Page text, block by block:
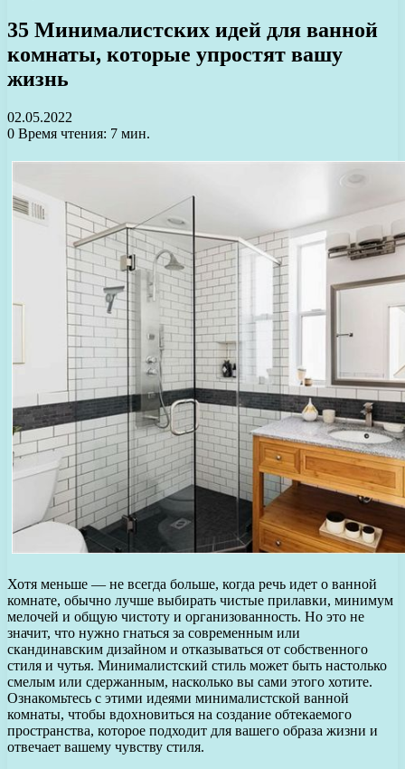
35 Минималистских идей для ванной
комнаты, которые упростят вашу
жизнь
02.05.2022
0 Время чтения: 7 мин.
Хотя меньше — не всегда больше, когда речь идет о ванной
комнате, обычно лучше выбирать чистые прилавки, минимум
мелочей и общую чистоту и организованность. Но это не
значит, что нужно гнаться за современным или
скандинавским дизайном и отказываться от собственного
стиля и чутья. Минималистский стиль может быть настолько
смелым или сдержанным, насколько вы сами этого хотите.
Ознакомьтесь с этими идеями минималистской ванной
комнаты, чтобы вдохновиться на создание обтекаемого
пространства, которое подходит для вашего образа жизни и
отвечает вашему чувству стиля.